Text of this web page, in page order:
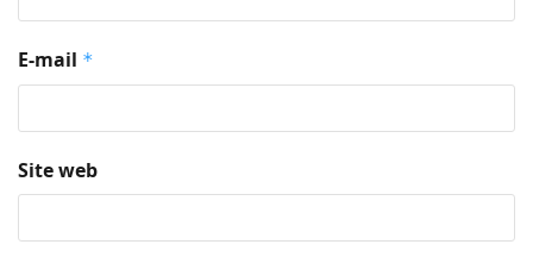
E-mail *
Site web